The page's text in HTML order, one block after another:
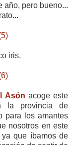
año, pero bueno...
iris.
Asón acoge este
la provincia de
para los amantes
nosotros en este
que íbamos de